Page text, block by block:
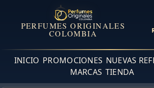
PERFUMES ORIGINALES
COLOMBIA
INICIO PROMOCIONES NUEVAS
MARCAS TIENDA